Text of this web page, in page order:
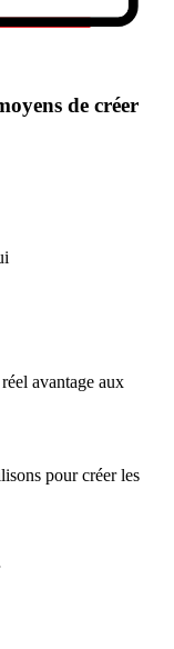
de créer
avantage aux
pour créer les